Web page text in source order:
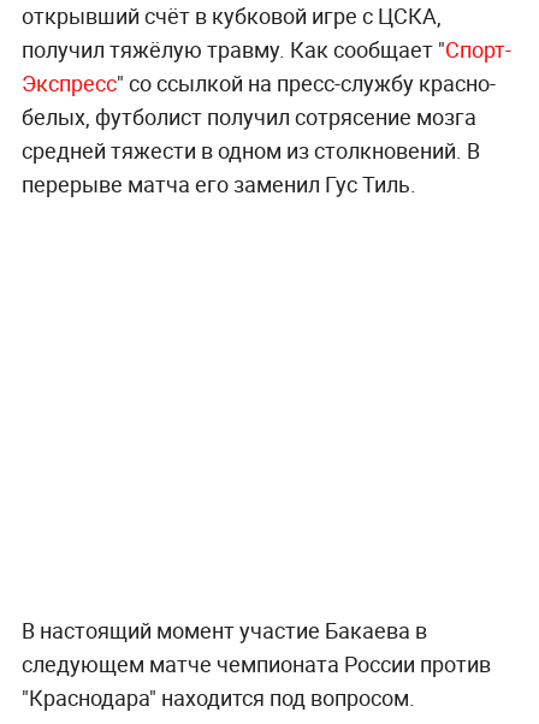
открывший счёт в кубковой игре с ЦСКА,
получил тяжёлую травму. Как сообщает "Спорт-
Экспресс" со ссылкой на пресс-службу красно-
белых, футболист получил сотрясение мозга
средней тяжести в одном из столкновений. В
перерыве матча его заменил Гус Тиль.
В настоящий момент участие Бакаева в
следующем матче чемпионата России против
"Краснодара" находится под вопросом.